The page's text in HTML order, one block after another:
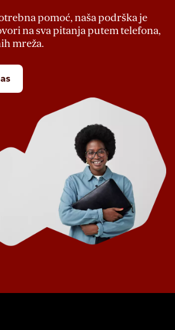
pomoć, naša podrška je
na sva pitanja putem telefona,
mreža.